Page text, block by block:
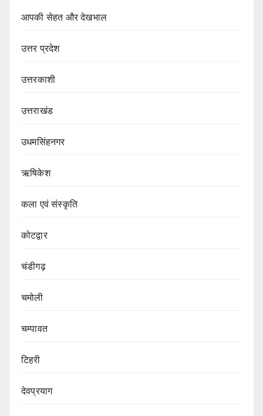
आपकी सेहत और देखभाल
उत्तर प्रदेश
उत्तरकाशी
उत्तराखंड
उधमसिंहनगर
ऋषिकेश
कला एवं संस्कृति
कोटद्वार
चंडीगढ़
चमोली
चम्पावत
टिहरी
देवप्रयाग